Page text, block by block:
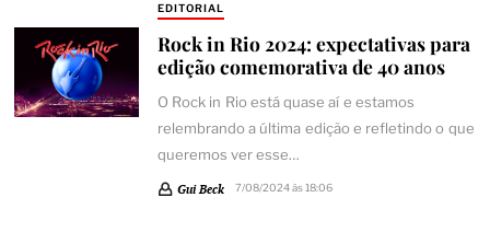
EDITORIAL
Rock in Rio 2024: expectativas para
edição comemorativa de 40 anos
O Rock in Rio está quase aí e estamos
relembrando a última edição e refletindo o que
queremos ver esse…
Gui Beck 7/08/2024 às 18:06